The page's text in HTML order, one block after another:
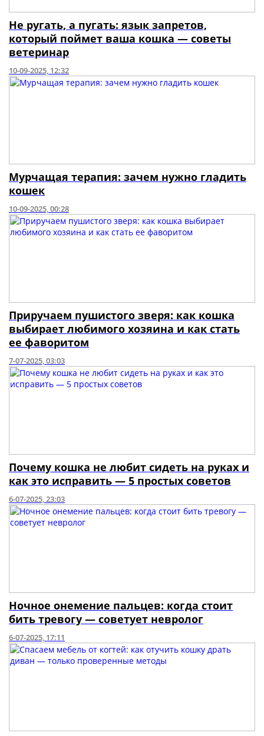
Не ругать, а пугать: язык запретов,
который поймет ваша кошка — советы
ветеринар
10-09-2025, 12:32
Мурчащая терапия: зачем нужно гладить
кошек
10-09-2025, 00:28
Приручаем пушистого зверя: как кошка
выбирает любимого хозяина и как стать
ее фаворитом
7-07-2025, 03:03
Почему кошка не любит сидеть на руках и
как это исправить — 5 простых советов
6-07-2025, 23:03
Ночное онемение пальцев: когда стоит
бить тревогу — советует невролог
6-07-2025, 17:11